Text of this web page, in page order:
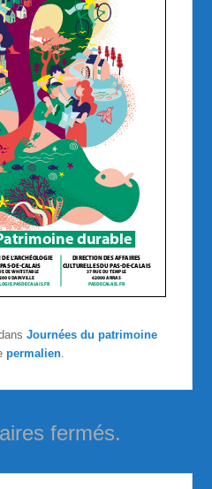
Journées du patrimoine
permalien.
fermés.